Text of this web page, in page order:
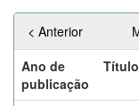
< Anterior
Ano de
publicação
Título